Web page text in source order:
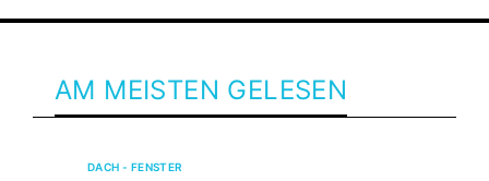
AM MEISTEN GELESEN
DACH - FENSTER